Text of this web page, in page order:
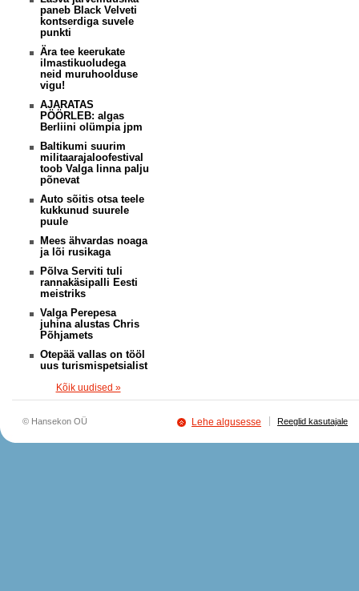
paneb Black Velveti
kontserdiga suvele
punkti
Ära tee keerukate
ilmastikuoludega
neid muruhoolduse
vigu!
AJARATAS
PÖÖRLEB: algas
Berliini olümpia jpm
Baltikumi suurim
militaarajaloofestival
toob Valga linna palju
põnevat
Auto sõitis otsa teele
kukkunud suurele
puule
Mees ähvardas noaga
ja lõi rusikaga
Põlva Serviti tuli
rannakäsipalli Eesti
meistriks
Valga Perepesa
juhina alustas Chris
Põhjamets
Otepää vallas on tööl
uus turismispetsialist
Kõik uudised »
© Hansekon OÜ Lehe algusesse Reeglid kasutajale